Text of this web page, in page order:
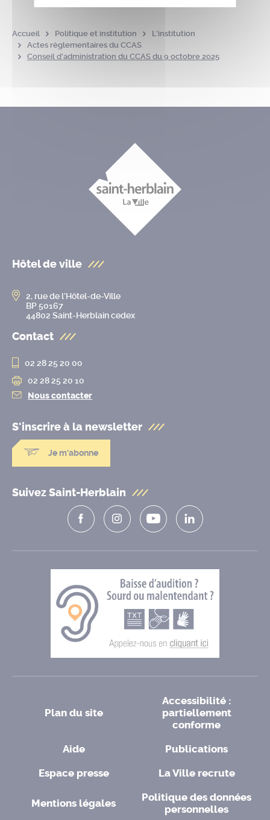
Accueil Politique et institution
L’institution
Actes règlementaires du CCAS
Conseil d’administration du CCAS du 9 octobre 2025
Hôtel de ville
2, rue de l’Hôtel-de-Ville
BP 50167
44802 Saint-Herblain cedex
Contact
02 28 25 20 00
02 28 25 20 10
Nous contacter
S'inscrire à la newsletter
Je m'abonne
Suivez Saint-Herblain
Plan du site
Accessibilité :
partiellement
conforme
Aide
Publications
Espace presse
La Ville recrute
Mentions légales
Politique des données
personnelles